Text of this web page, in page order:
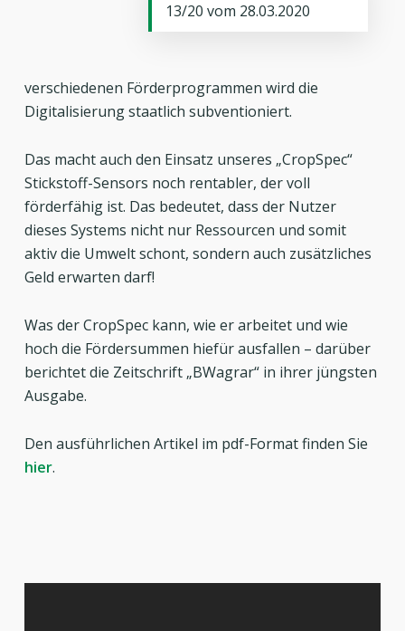
13/20 vom 28.03.2020
verschiedenen Förderprogrammen wird die
Digitalisierung staatlich subventioniert.
Das macht auch den Einsatz unseres „CropSpec“
Stickstoff-Sensors noch rentabler, der voll
förderfähig ist. Das bedeutet, dass der Nutzer
dieses Systems nicht nur Ressourcen und somit
aktiv die Umwelt schont, sondern auch zusätzliches
Geld erwarten darf!
Was der CropSpec kann, wie er arbeitet und wie
hoch die Fördersummen hiefür ausfallen – darüber
berichtet die Zeitschrift „BWagrar“ in ihrer jüngsten
Ausgabe.
Den ausführlichen Artikel im pdf-Format finden Sie
hier.